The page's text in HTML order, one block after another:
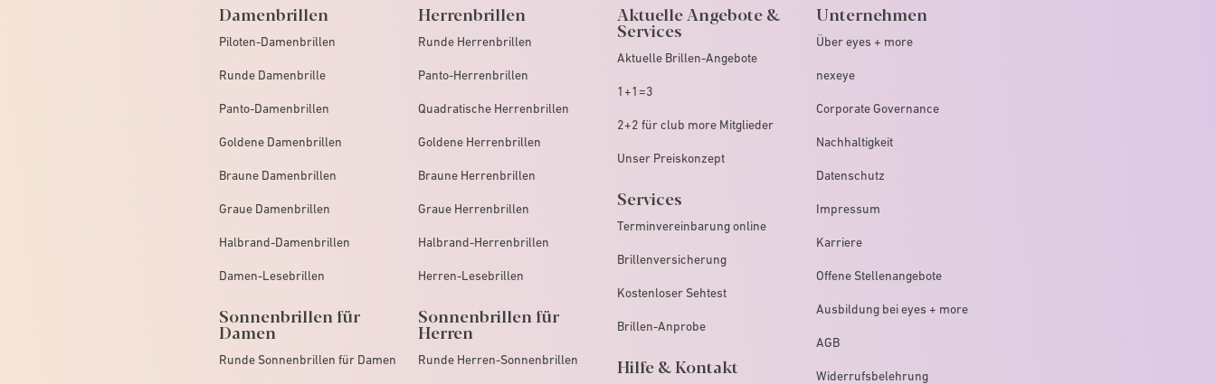
Damenbrillen
Piloten-Damenbrillen
Runde Damenbrille
Panto-Damenbrillen
Goldene Damenbrillen
Braune Damenbrillen
Graue Damenbrillen
Halbrand-Damenbrillen
Damen-Lesebrillen
Sonnenbrillen für
Damen
Runde Sonnenbrillen für Damen
Herrenbrillen
Runde Herrenbrillen
Panto-Herrenbrillen
Quadratische Herrenbrillen
Goldene Herrenbrillen
Braune Herrenbrillen
Graue Herrenbrillen
Halbrand-Herrenbrillen
Herren-Lesebrillen
Sonnenbrillen für
Herren
Runde Herren-Sonnenbrillen
Aktuelle Angebote &
Services
Aktuelle Brillen-Angebote
1+1=3
2+2 für club more Mitglieder
Unser Preiskonzept
Services
Terminvereinbarung online
Brillenversicherung
Kostenloser Sehtest
Brillen-Anprobe
Hilfe & Kontakt
Unternehmen
Über eyes + more
nexeye
Corporate Governance
Nachhaltigkeit
Datenschutz
Impressum
Karriere
Offene Stellenangebote
Ausbildung bei eyes + more
AGB
Widerrufsbelehrung